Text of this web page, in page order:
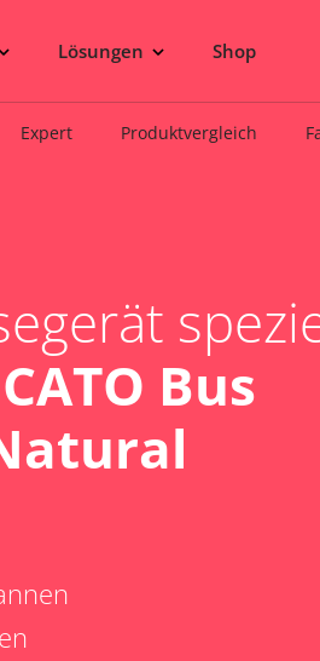
Lösungen Shop
Expert Produktvergleich
Bus